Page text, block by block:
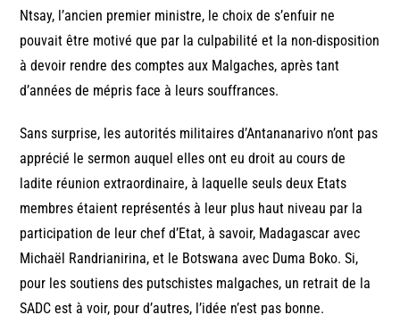
Ntsay, l’ancien premier ministre, le choix de s’enfuir ne
pouvait être motivé que par la culpabilité et la non-disposition
à devoir rendre des comptes aux Malgaches, après tant
d’années de mépris face à leurs souffrances.
Sans surprise, les autorités militaires d’Antananarivo n’ont pas
apprécié le sermon auquel elles ont eu droit au cours de
ladite réunion extraordinaire, à laquelle seuls deux Etats
membres étaient représentés à leur plus haut niveau par la
participation de leur chef d’Etat, à savoir, Madagascar avec
Michaël Randrianirina, et le Botswana avec Duma Boko. Si,
pour les soutiens des putschistes malgaches, un retrait de la
SADC est à voir, pour d’autres, l’idée n’est pas bonne.